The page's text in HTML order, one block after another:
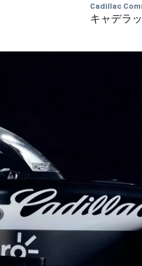
Cadillac
キャデラ